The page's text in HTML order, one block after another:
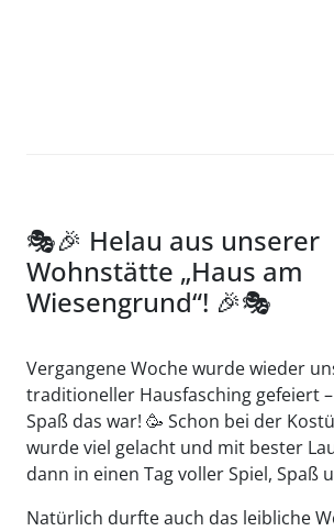
🎭🎉 Helau aus unserer
Wohnstätte „Haus am
Wiesengrund“! 🎉🎭
Vergangene Woche wurde wieder
traditioneller Hausfasching gefeiert
Spaß das war! 🥳 Schon bei der
wurde viel gelacht und mit bester
dann in einen Tag voller Spiel, Spaß
Natürlich durfte auch das leibliche